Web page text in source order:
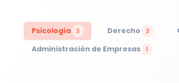
Psicología 3 Derecho 3
Administración de Empresas 1